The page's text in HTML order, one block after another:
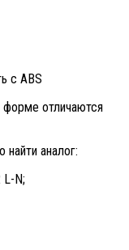
с ABS
форме отличаются
аналог:
L-N;